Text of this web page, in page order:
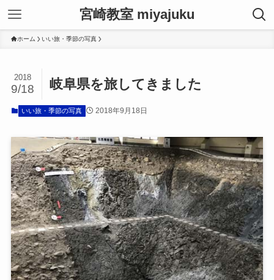
宮崎教室 miyajuku
ホーム いい旅・季節の写真
岐阜県を旅してきました
2018
9/18
いい旅・季節の写真 2018年9月18日